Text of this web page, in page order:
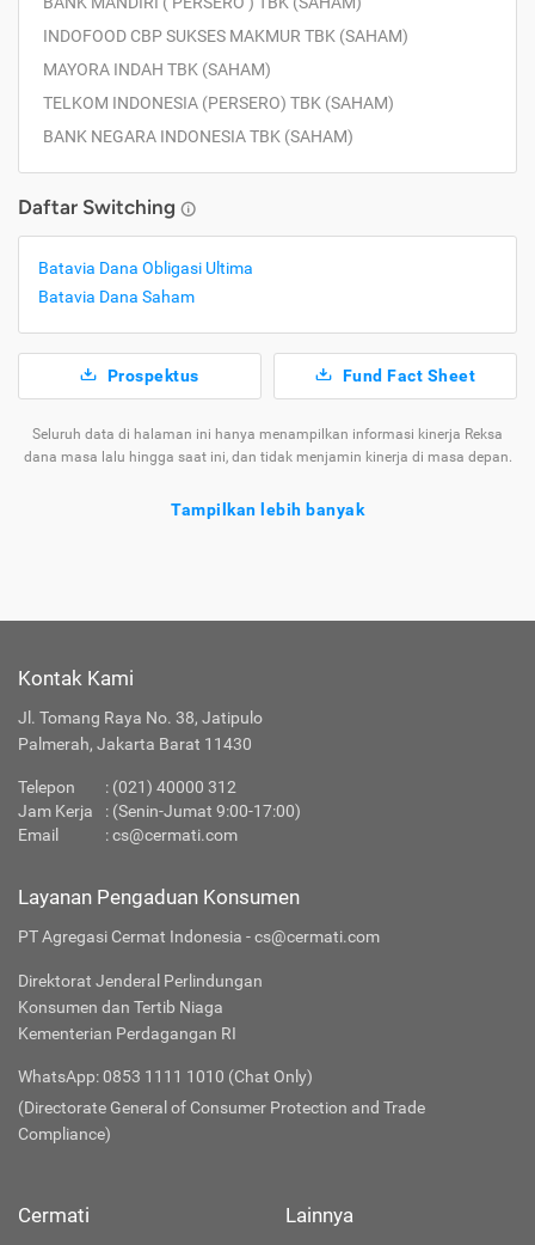
INDOFOOD CBP SUKSES MAKMUR TBK (SAHAM)
MAYORA INDAH TBK (SAHAM)
TELKOM INDONESIA (PERSERO) TBK (SAHAM)
BANK NEGARA INDONESIA TBK (SAHAM)
Daftar Switching
Batavia Dana Obligasi Ultima
Batavia Dana Saham
Prospektus Fund Fact Sheet
Seluruh data di halaman ini hanya menampilkan informasi kinerja Reksa
dana masa lalu hingga saat ini, dan tidak menjamin kinerja di masa depan.
Tampilkan lebih banyak
Apakah Layanan Reksa Dana di Cermati Aman?
Kontak Kami
Jl. Tomang Raya No. 38, Jatipulo
Palmerah, Jakarta Barat 11430
Telepon : (021) 40000 312
Jam Kerja
: (Senin-Jumat 9:00-17:00)
Email
:cs@cermati.com
Layanan Pengaduan Konsumen
PT Agregasi Cermat Indonesia - cs@cermati.com
Direktorat Jenderal Perlindungan
Konsumen dan Tertib Niaga
Kementerian Perdagangan RI
WhatsApp: 0853 1111 1010 (Chat Only)
(Directorate General of Consumer Protection and Trade
Compliance)
Cermati Lainnya